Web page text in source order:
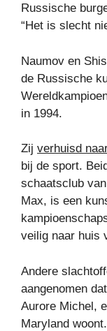
Russische
“Het is slecht
Naumov en
de Russische
in 1994.
Zij verhuisd
bij de sport.
schaatsclub
Max, is een
veilig naar huis
Andere
aangenomen
Aurore Michel,
Maryland